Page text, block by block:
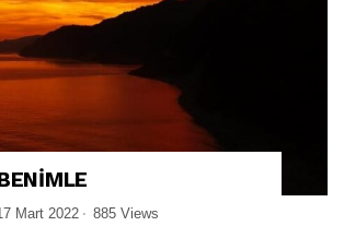
Mart 2022 885 Views